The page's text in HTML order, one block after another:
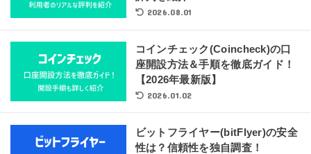
2026.08.01
コインチェック(Coincheck)の口
座開設方法＆手順を徹底ガイド！
【2026年最新版】
2026.01.02
ビットフライヤー(bitFlyer)の安全
性は？信頼性を独自調査！